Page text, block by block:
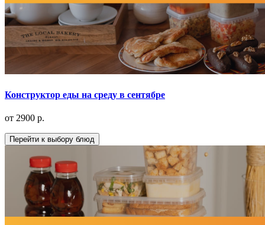
Конструктор еды на среду в сентябре
от 2900 р.
Перейти к выбору блюд